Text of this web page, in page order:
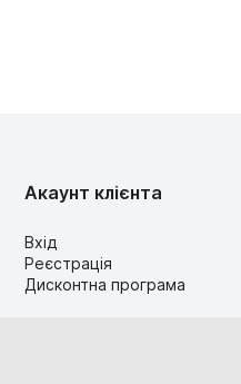
Акаунт клієнта
Вхід
Реєстрація
Дисконтна програма